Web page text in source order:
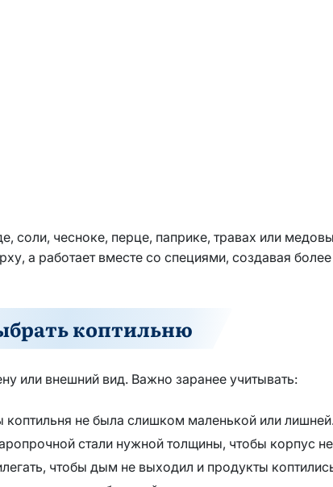
чесноке, перце, паприке, травах или
а работает вместе со специями, создавая более
коптильню
или внешний вид. Важно заранее учитывать:
не была слишком маленькой или
стали нужной толщины, чтобы корпус
чтобы дым не выходил и продукты